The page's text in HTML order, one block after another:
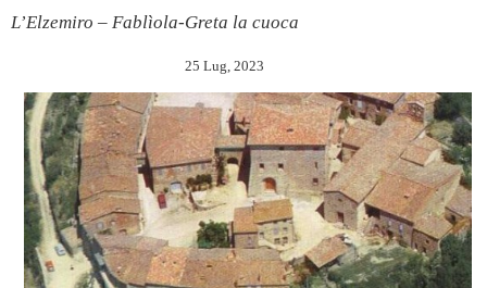
L’Elzemiro – Fablìola-Greta la cuoca
25 Lug, 2023